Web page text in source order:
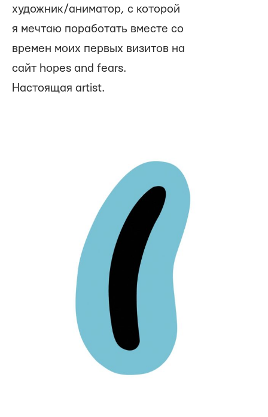
художник/аниматор, с которой
я мечтаю поработать вместе со
времен моих первых визитов на
сайт hopes and fears.
Настоящая artist.